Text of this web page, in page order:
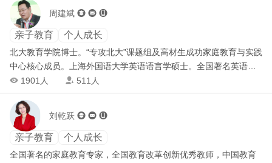
五”规划 2011 年度重点课题“重庆市学习型家庭创建策略研究”负责
人。 出版有《创新学习》《中小学教育科研指南》《心理素质教育
实用全书》《重市中小学生家庭教育发展报告》《给父母的建议》
等专著
周建斌   
亲子教育 个人成长
北大教育学院博士。“专攻北大”课题组及高材生成功家庭教育与实践
中心核心成员。上海外国语大学英语语言学硕士。全国著名英语教
学和家庭教育专家。成功家庭教育高级讲师导师。教育学、心理
题诊断专家。
 1901人 511人
刘乾跃   
亲子教育 个人成长
全国著名的家庭教育专家，全国教育改革创新优秀教师，中国教育